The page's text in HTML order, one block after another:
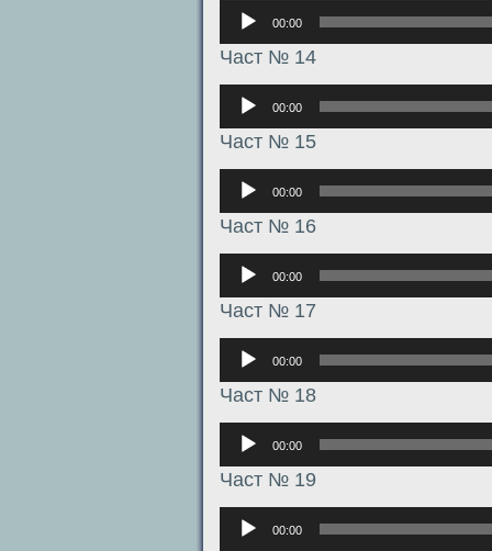
Аудиоплеер
00:00
Част № 14
Аудиоплеер
00:00
Част № 15
Аудиоплеер
00:00
Част № 16
Аудиоплеер
00:00
Част № 17
Аудиоплеер
00:00
Част № 18
Аудиоплеер
00:00
Част № 19
Аудиоплеер
00:00